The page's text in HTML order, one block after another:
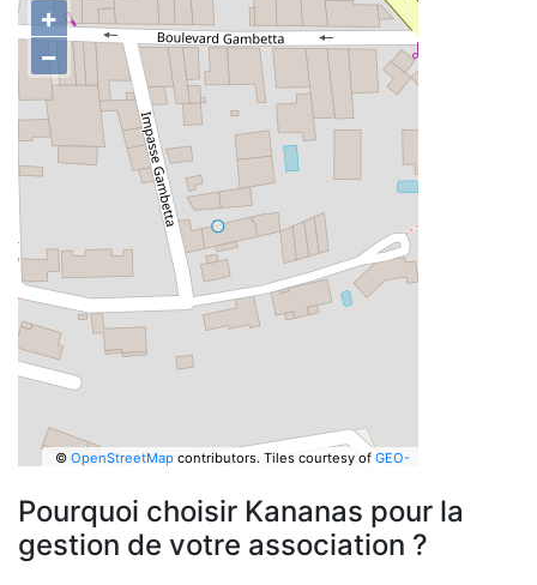
+
−
© OpenStreetMapcontributors. Tiles courtesy of GEO-
Pourquoi choisir Kananas pour la
gestion de votre association ?